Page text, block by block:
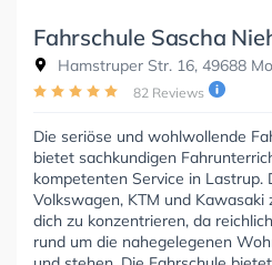
Fahrschule Sascha
Hamstruper Str. 16, 49688
82 Reviews
Die seriöse und wohlwollende
bietet sachkundigen
kompetenten Service in Lastrup.
Volkswagen, KTM und
dich zu konzentrieren, da
rund um die nahegelegenen